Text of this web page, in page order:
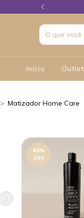
Início Outlet
> Matizador Home Care
40%
OFF